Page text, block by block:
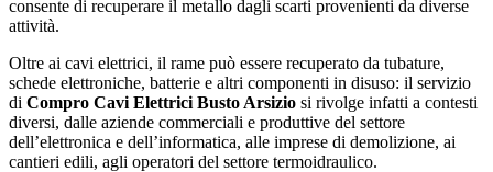
consente di recuperare il metallo dagli scarti provenienti da diverse
attività.
Oltre ai cavi elettrici, il rame può essere recuperato da tubature,
schede elettroniche, batterie e altri componenti in disuso: il servizio
di Compro Cavi Elettrici Busto Arsizio si rivolge infatti a contesti
diversi, dalle aziende commerciali e produttive del settore
dell’elettronica e dell’informatica, alle imprese di demolizione, ai
cantieri edili, agli operatori del settore termoidraulico.